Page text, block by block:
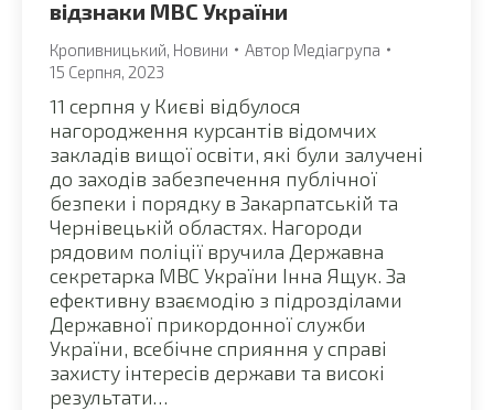
відзнаки МВС України
Кропивницький Новини Автор Медіагрупа
15 Серпня, 2023
11 серпня у Києві відбулося
нагородження курсантів відомчих
закладів вищої освіти, які були залучені
до заходів забезпечення публічної
безпеки і порядку в Закарпатській та
Чернівецькій областях. Нагороди
рядовим поліції вручила Державна
секретарка МВС України Інна Ящук. За
ефективну взаємодію з підрозділами
Державної прикордонної служби
України, всебічне сприяння у справі
захисту інтересів держави та високі
результати…